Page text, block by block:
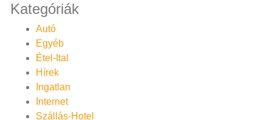
Kategóriák
Autó
Egyéb
Étel-Ital
Hírek
Ingatlan
Internet
Szállás-Hotel